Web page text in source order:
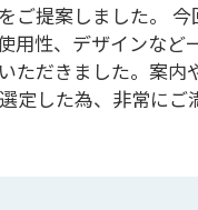
ご提案しました。 今
用性、デザインなど
ただきました。案内
定した為、非常にご